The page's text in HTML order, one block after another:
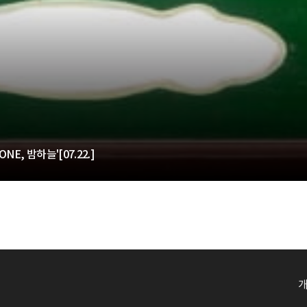
밤하늘'[07.22.]